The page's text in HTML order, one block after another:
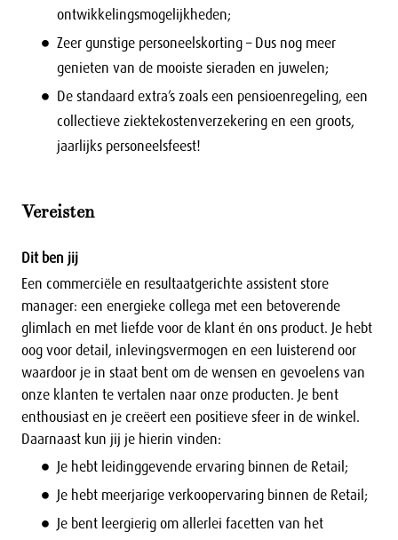
ontwikkelingsmogelijkheden;
Zeer gunstige personeelskorting – Dus nog meer
genieten van de mooiste sieraden en juwelen;
De standaard extra’s zoals een pensioenregeling, een
collectieve ziektekostenverzekering en een groots,
jaarlijks personeelsfeest!
Vereisten
Dit ben jij
Een commerciële en resultaatgerichte assistent store
manager: een energieke collega met een betoverende
glimlach en met liefde voor de klant én ons product. Je hebt
oog voor detail, inlevingsvermogen en een luisterend oor
waardoor je in staat bent om de wensen en gevoelens van
onze klanten te vertalen naar onze producten. Je bent
enthousiast en je creëert een positieve sfeer in de winkel.
Daarnaast kun jij je hierin vinden:
Je hebt leidinggevende ervaring binnen de Retail;
Je hebt meerjarige verkoopervaring binnen de Retail;
Je bent leergierig om allerlei facetten van het